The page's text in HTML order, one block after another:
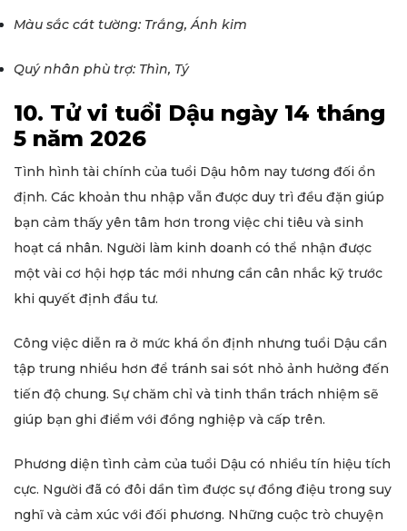
Màu sắc cát tường: Trắng, Ánh kim
Quý nhân phù trợ: Thìn, Tý
10. Tử vi tuổi Dậu ngày 14 tháng
5 năm 2026
Tình hình tài chính của tuổi Dậu hôm nay tương đối ổn
định. Các khoản thu nhập vẫn được duy trì đều đặn giúp
bạn cảm thấy yên tâm hơn trong việc chi tiêu và sinh
hoạt cá nhân. Người làm kinh doanh có thể nhận được
một vài cơ hội hợp tác mới nhưng cần cân nhắc kỹ trước
khi quyết định đầu tư.
Công việc diễn ra ở mức khá ổn định nhưng tuổi Dậu cần
tập trung nhiều hơn để tránh sai sót nhỏ ảnh hưởng đến
tiến độ chung. Sự chăm chỉ và tinh thần trách nhiệm sẽ
giúp bạn ghi điểm với đồng nghiệp và cấp trên.
Phương diện tình cảm của tuổi Dậu có nhiều tín hiệu tích
cực. Người đã có đôi dần tìm được sự đồng điệu trong suy
nghĩ và cảm xúc với đối phương. Những cuộc trò chuyện